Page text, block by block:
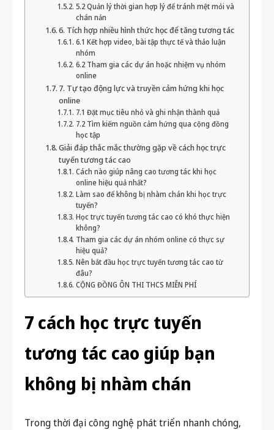
5.2 Quản lý thời gian hợp lý để tránh mệt mỏi và
chán nản
6. Tích hợp nhiều hình thức học để tăng tương tác
6.1 Kết hợp video, bài tập thực tế và thảo luận
nhóm
6.2 Tham gia các dự án hoặc nhiệm vụ nhóm
online
7. Tự tạo động lực và truyền cảm hứng khi học
online
7.1 Đặt mục tiêu nhỏ và ghi nhận thành quả
7.2 Tìm kiếm nguồn cảm hứng qua cộng đồng
học tập
Giải đáp thắc mắc thường gặp về cách học trực
tuyến tương tác cao
Cách nào giúp nâng cao tương tác khi học
online hiệu quả nhất?
Làm sao để không bị nhàm chán khi học trực
tuyến?
Học trực tuyến tương tác cao có khó thực hiện
không?
Tham gia các dự án nhóm online có thực sự
hiệu quả?
Nên bắt đầu học trực tuyến tương tác cao từ
đâu?
CỘNG ĐỒNG ÔN THI THCS MIỄN PHÍ
7 cách học trực tuyến
tương tác cao giúp bạn
không bị nhàm chán
Trong thời đại công nghệ phát triển nhanh chóng,